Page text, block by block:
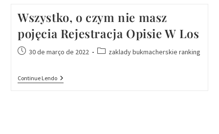
Wszystko, o czym nie masz
pojęcia Rejestracja Opisie W Los
30 de março de 2022 zaklady bukmacherskie ranking
Continue Lendo